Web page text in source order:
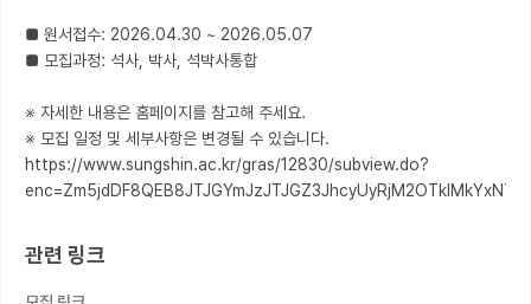
재팬라운지 🌸
■ 원서접수: 2026.04.30 ~ 2026.05.07
■ 모집과정: 석사, 박사, 석박사통합
※ 자세한 내용은 홈페이지를 참고해 주세요.
※ 모집 일정 및 세부사항은 변경될 수 있습니다.
https://www.sungshin.ac.kr/gras/12830/subview.do?
관련 링크